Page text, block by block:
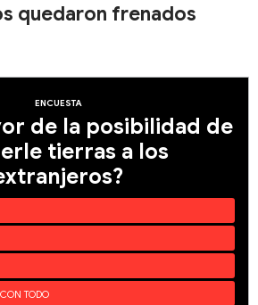
quedaron frenados
ENCUESTA
de la posibilidad de
tierras a los
TODO